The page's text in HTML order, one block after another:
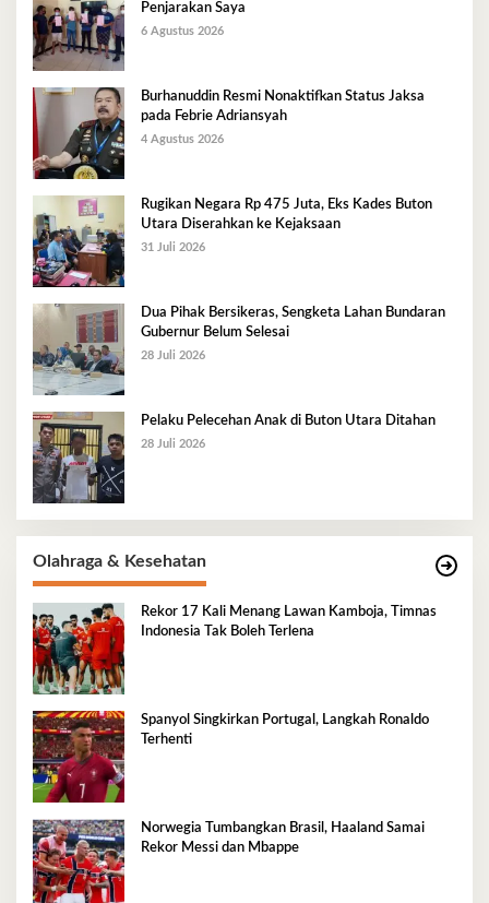
Penjarakan Saya
6 Agustus 2026
Burhanuddin Resmi Nonaktifkan Status Jaksa
pada Febrie Adriansyah
4 Agustus 2026
Rugikan Negara Rp 475 Juta, Eks Kades Buton
Utara Diserahkan ke Kejaksaan
31 Juli 2026
Dua Pihak Bersikeras, Sengketa Lahan Bundaran
Gubernur Belum Selesai
28 Juli 2026
Pelaku Pelecehan Anak di Buton Utara Ditahan
28 Juli 2026
Olahraga & Kesehatan
Rekor 17 Kali Menang Lawan Kamboja, Timnas
Indonesia Tak Boleh Terlena
Spanyol Singkirkan Portugal, Langkah Ronaldo
Terhenti
Norwegia Tumbangkan Brasil, Haaland Samai
Rekor Messi dan Mbappe